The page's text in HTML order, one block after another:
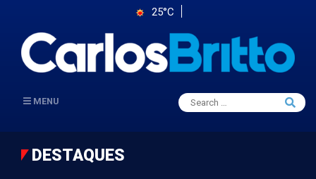
25°C
MENU
Search
for:
Search
DESTAQUES